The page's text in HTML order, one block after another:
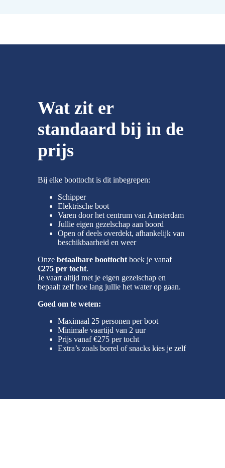
Wat zit er
standaard bij in de
prijs
Bij elke boottocht is dit inbegrepen:
Schipper
Elektrische boot
Varen door het centrum van Amsterdam
Jullie eigen gezelschap aan boord
Open of deels overdekt, afhankelijk van
beschikbaarheid en weer
Onze betaalbare boottochtboek je vanaf
€275 per tocht.
Je vaart altijd met je eigen gezelschap en
bepaalt zelf hoe lang jullie het water op gaan.
Goed om te weten:
Maximaal 25 personen per boot
Minimale vaartijd van 2 uur
Prijs vanaf €275 per tocht
Extra’s zoals borrel of snacks kies je zelf